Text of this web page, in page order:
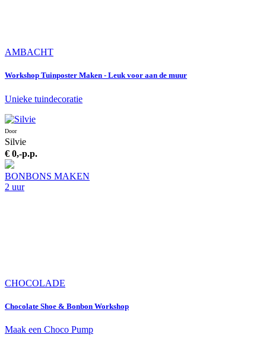
AMBACHT
Workshop Tuinposter Maken - Leuk voor aan de muur
Unieke tuindecoratie
Door
Silvie
€ 0,-p.p.
BONBONS MAKEN
2 uur
CHOCOLADE
Chocolate Shoe & Bonbon Workshop
Maak een Choco Pump